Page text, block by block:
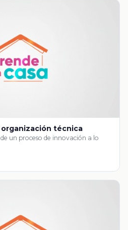
organización técnica
un proceso de innovación a lo